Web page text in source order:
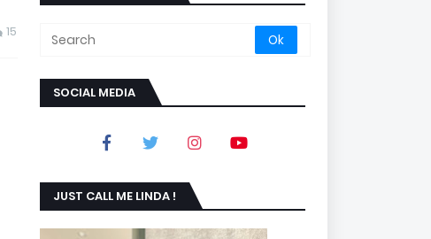
15
SOCIAL MEDIA
JUST CALL ME LINDA !